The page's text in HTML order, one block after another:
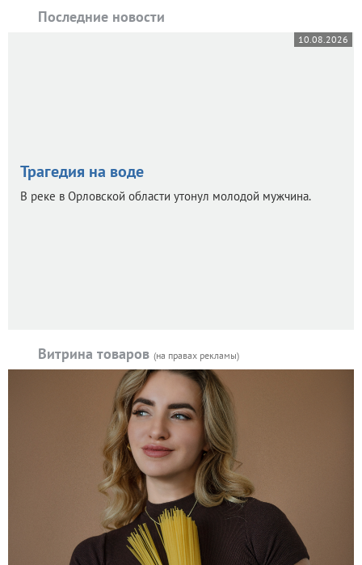
Последние новости
10.08.2026
Трагедия на воде
В реке в Орловской области утонул молодой мужчина.
Витрина товаров (на правах рекламы)